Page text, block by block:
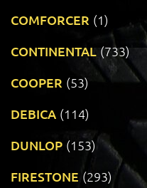
COMFORCER (1)
CONTINENTAL (733)
COOPER (53)
DEBICA (114)
DUNLOP (153)
FIRESTONE (293)